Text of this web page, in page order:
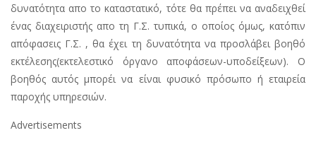
δυνατότητα απο το καταστατικό, τότε θα πρέπει να αναδειχθεί
ένας διαχειριστής απο τη Γ.Σ. τυπικά, ο οποίος όμως, κατόπιν
απόφασεις Γ.Σ. , θα έχει τη δυνατότητα να προσλάβει βοηθό
εκτέλεσης(εκτελεστικό όργανο αποφάσεων-υποδείξεων). Ο
βοηθός αυτός μπορέι να είναι φυσικό πρόσωπο ή εταιρεία
παροχής υπηρεσιών.
Advertisements